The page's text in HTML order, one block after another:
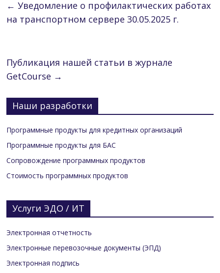
← Уведомление о профилактических работах
на транспортном сервере 30.05.2025 г.
Публикация нашей статьи в журнале
GetCourse →
Наши разработки
Программные продукты для кредитных организаций
Программные продукты для БАС
Сопровождение программных продуктов
Стоимость программных продуктов
Услуги ЭДО / ИТ
Электронная отчетность
Электронные перевозочные документы (ЭПД)
Электронная подпись